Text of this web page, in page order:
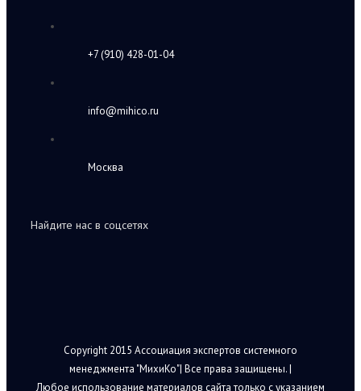
+7 (910) 428-01-04
info@mihico.ru
Москва
Найдите нас в соцсетях
Copyright 2015 Ассоциация экспертов системного
менеджмента "МихиКо"| Все права защищены. |
Любое использование материалов сайта только с указанием